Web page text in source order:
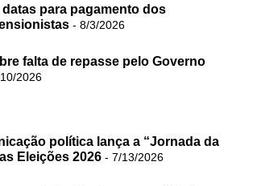
para pagamento dos
- 8/3/2026
falta de repasse pelo Governo
2026
política lança a “Jornada da
Eleições 2026 - 7/13/2026